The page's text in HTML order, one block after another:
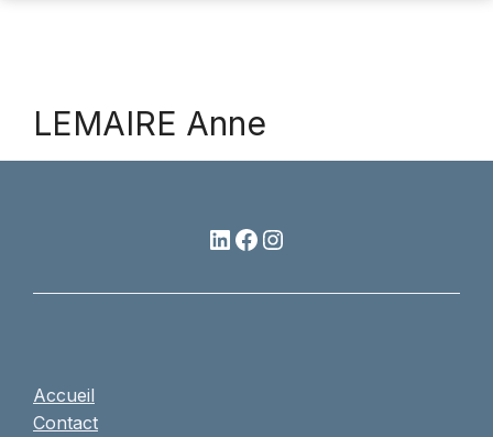
LEMAIRE Anne
LinkedIn
Facebook
Instagram
Accueil
Contact